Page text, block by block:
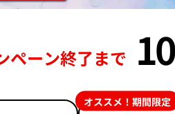
ペーン終了まで 10
オススメ！期間限定